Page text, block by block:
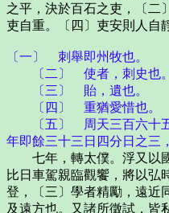
之平，決於百石之吏，〔二
吏自重。〔四〕吏安則人自
〔一〕 刺舉即州牧也。
〔二〕 使者，刺史也。
〔三〕 貽，遺也。
〔四〕 重猶愛惜也。
〔五〕 周天三百六十五度
年即餘三十三日四分日之三
七年，轉太僕。浮又以國
比日車駕親臨觀饗，將以弘
登，〔三〕學者精勵，遠近
及遠方也。又諸所徵試，皆